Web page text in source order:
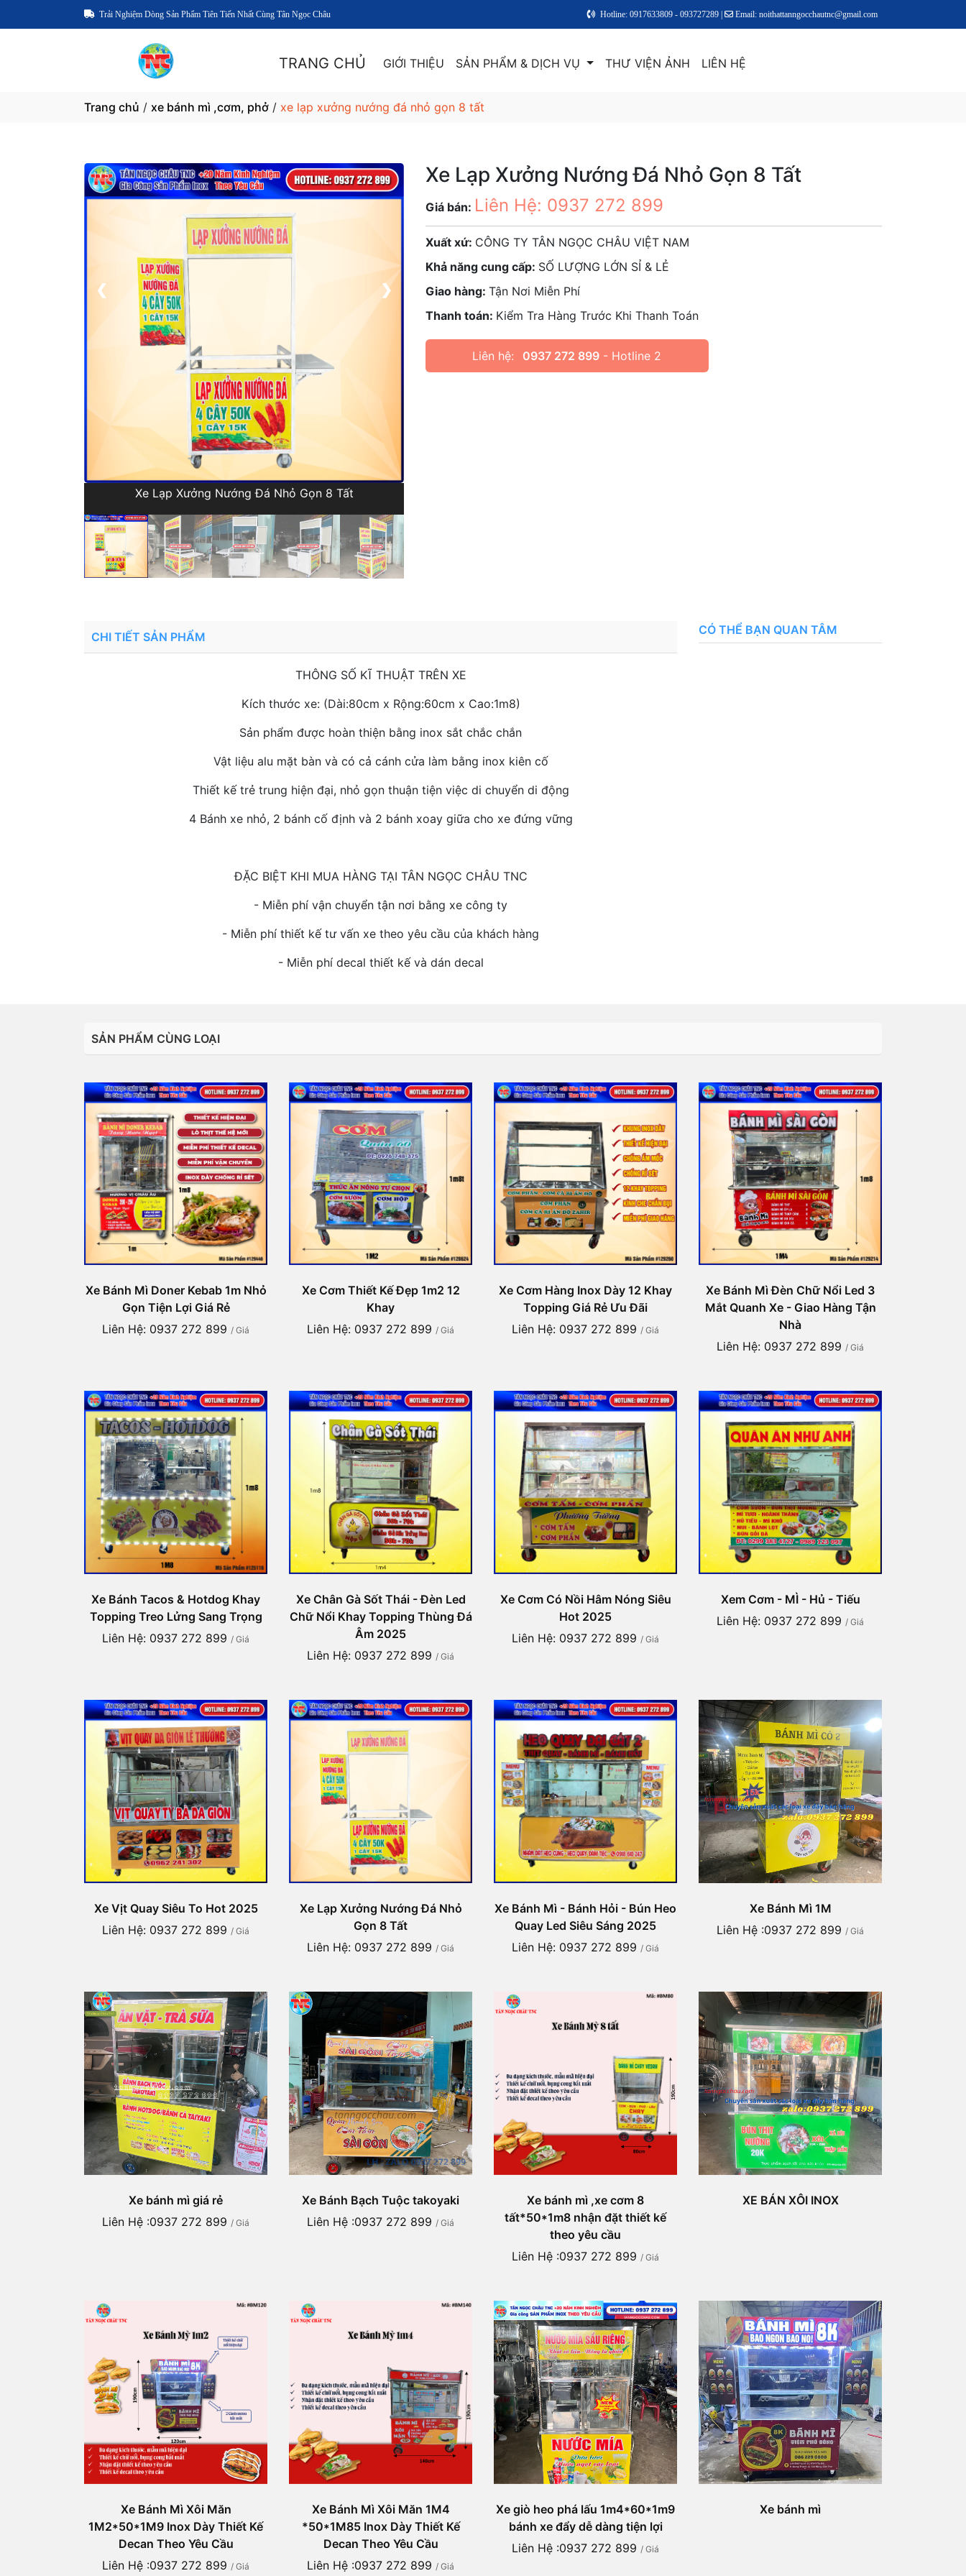
Trải Nghiệm Dòng Sản Phẩm Tiên Tiến Nhất Cùng Tân Ngọc Châu Hotline: 0917633809 - 093727289 | Email: noithattanngocchautnc@gmail.com
TRANG CHỦ GIỚI THIỆU SẢN PHẨM & DỊCH VỤ THƯ VIỆN ẢNH LIÊN HỆ
Trang chủ / xe bánh mì ,cơm, phở / xe lạp xưởng nướng đá nhỏ gọn 8 tất
1 / 5
❮ ❯
Xe Lạp Xưởng Nướng Đá Nhỏ Gọn 8 Tất
Xe Lạp Xưởng Nướng Đá Nhỏ Gọn 8 Tất
Giá bán: Liên Hệ: 0937 272 899
Xuất xứ: CÔNG TY TÂN NGỌC CHÂU VIỆT NAM
Khả năng cung cấp: SỐ LƯỢNG LỚN SỈ & LẺ
Giao hàng: Tận Nơi Miễn Phí
Thanh toán: Kiểm Tra Hàng Trước Khi Thanh Toán
Liên hệ: 0937 272 899 - Hotline 2
CHI TIẾT SẢN PHẨM
THÔNG SỐ KĨ THUẬT TRÊN XE
Kích thước xe: (Dài:80cm x Rộng:60cm x Cao:1m8)
Sản phẩm được hoàn thiện bằng inox sắt chắc chắn
Vật liệu alu mặt bàn và có cả cánh cửa làm bằng inox kiên cố
Thiết kế trẻ trung hiện đại, nhỏ gọn thuận tiện việc di chuyển di động
4 Bánh xe nhỏ, 2 bánh cố định và 2 bánh xoay giữa cho xe đứng vững
ĐẶC BIỆT KHI MUA HÀNG TẠI TÂN NGỌC CHÂU TNC
- Miễn phí vận chuyển tận nơi bằng xe công ty
- Miễn phí thiết kế tư vấn xe theo yêu cầu của khách hàng
- Miễn phí decal thiết kế và dán decal
CÓ THỂ BẠN QUAN TÂM
SẢN PHẨM CÙNG LOẠI
Xe Bánh Mì Doner Kebab 1m Nhỏ
Gọn Tiện Lợi Giá Rẻ
Liên Hệ: 0937 272 899 / Giá
Xe Cơm Thiết Kế Đẹp 1m2 12
Khay
Liên Hệ: 0937 272 899 / Giá
Xe Cơm Hàng Inox Dày 12 Khay
Topping Giá Rẻ Ưu Đãi
Liên Hệ: 0937 272 899 / Giá
Xe Bánh Mì Đèn Chữ Nổi Led 3
Mắt Quanh Xe - Giao Hàng Tận
Nhà
Liên Hệ: 0937 272 899 / Giá
Xe Bánh Tacos & Hotdog Khay
Topping Treo Lửng Sang Trọng
Liên Hệ: 0937 272 899 / Giá
Xe Chân Gà Sốt Thái - Đèn Led
Chữ Nổi Khay Topping Thùng Đá
Âm 2025
Liên Hệ: 0937 272 899 / Giá
Xe Cơm Có Nồi Hâm Nóng Siêu
Hot 2025
Liên Hệ: 0937 272 899 / Giá
Xem Cơm - MÌ - Hủ - Tiếu
Liên Hệ: 0937 272 899 / Giá
Xe Vịt Quay Siêu To Hot 2025
Liên Hệ: 0937 272 899 / Giá
Xe Lạp Xưởng Nướng Đá Nhỏ
Gọn 8 Tất
Liên Hệ: 0937 272 899 / Giá
Xe Bánh Mì - Bánh Hỏi - Bún Heo
Quay Led Siêu Sáng 2025
Liên Hệ: 0937 272 899 / Giá
Xe Bánh Mì 1M
Liên Hệ :0937 272 899 / Giá
Xe bánh mì giá rẻ
Liên Hệ :0937 272 899 / Giá
Xe Bánh Bạch Tuộc takoyaki
Liên Hệ :0937 272 899 / Giá
Xe bánh mì ,xe cơm 8
tất*50*1m8 nhận đặt thiết kế
theo yêu cầu
Liên Hệ :0937 272 899 / Giá
XE BÁN XÔI INOX
Xe Bánh Mì Xôi Măn
1M2*50*1M9 Inox Dày Thiết Kế
Decan Theo Yêu Cầu
Liên Hệ :0937 272 899 / Giá
Xe Bánh Mì Xôi Măn 1M4
*50*1M85 Inox Dày Thiết Kế
Decan Theo Yêu Cầu
Liên Hệ :0937 272 899 / Giá
Xe giò heo phá lấu 1m4*60*1m9
bánh xe đẩy dễ dàng tiện lợi
Liên Hệ :0937 272 899 / Giá
Xe bánh mì